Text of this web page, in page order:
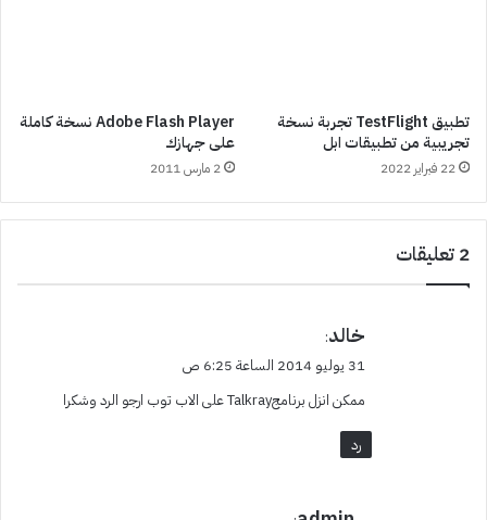
تطبيق TestFlight تجربة نسخة
تجريبية من تطبيقات ابل
22 فبراير 2022
Adobe Flash Player نسخة كاملة
على جهازك
2 مارس 2011
‫2 تعليقات
ي
ل
خالد:
31 يوليو 2014 الساعة 6:25 ص
ممكن انزل برنامجTalkray على الاب توب ارجو الرد وشكرا
رد
ي